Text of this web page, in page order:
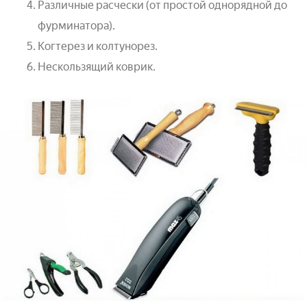
Различные расчески (от простой однорядной до
фурминатора).
Когтерез и колтунорез.
Нескользящий коврик.